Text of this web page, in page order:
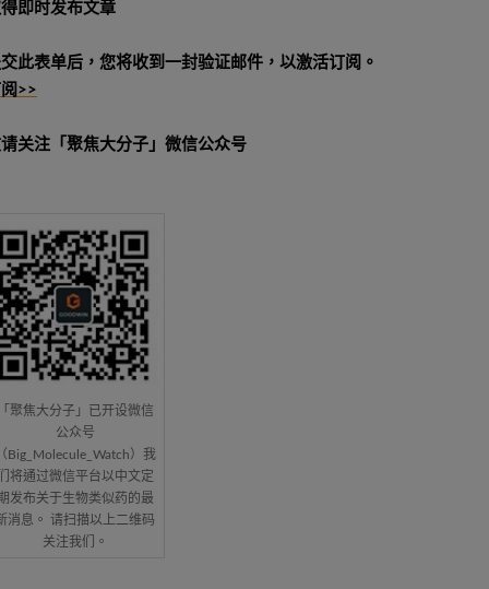
即时发布文章
此表单后，您将收到一封验证邮件，以激活订阅。
>>
关注「聚焦大分子」微信公众号
聚焦大分子」已开设微信
公众号
Big_Molecule_Watch）我
将通过微信平台以中文定
发布关于生物类似药的最
消息。 请扫描以上二维码
关注我们。